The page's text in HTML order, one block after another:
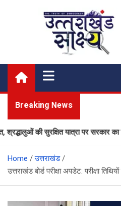
Uttarakhand
My News Portal
Breaking News
की सुरक्षित यात्रा पर सरकार का विशेष
Home
उत्तराखंड
उत्तराखंड बोर्ड परीक्षा अपडेट: परीक्षा